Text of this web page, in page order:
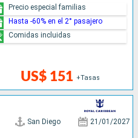
US$ 151 +Tasas
Precio especial familias
Hasta -60% en el 2° pasajero
Comidas incluidas
San Diego 21/01/2027